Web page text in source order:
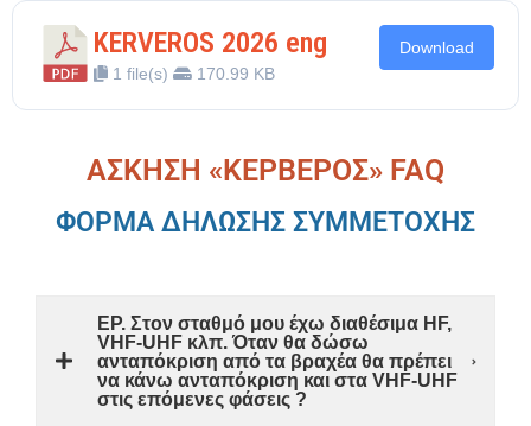
KERVEROS 2026 eng
1 file(s) 170.99 KB
Download
ΑΣΚΗΣΗ «ΚΕΡΒΕΡΟΣ» FAQ
ΦΟΡΜΑ ΔΗΛΩΣΗΣ ΣΥΜΜΕΤΟΧΗΣ
ΕΡ. Στον σταθμό μου έχω διαθέσιμα HF,
VHF-UHF κλπ. Όταν θα δώσω
ανταπόκριση από τα βραχέα θα πρέπει
να κάνω ανταπόκριση και στα VHF-UHF
στις επόμενες φάσεις ?